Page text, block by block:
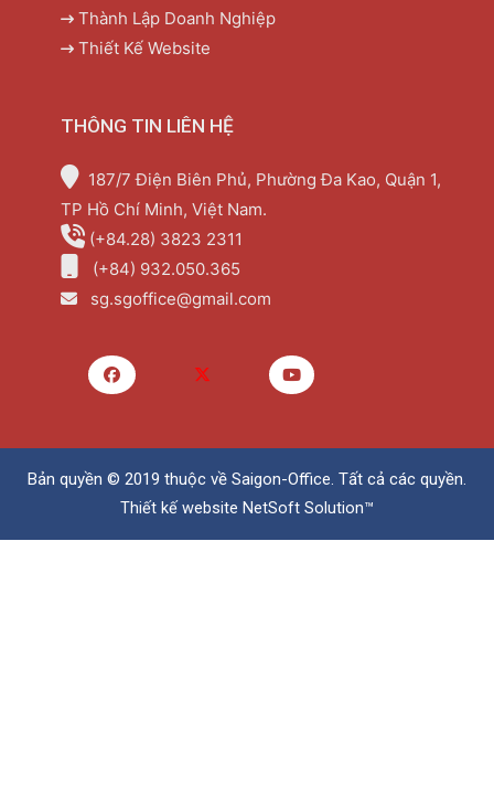
Thành Lập Doanh Nghiệp
Thiết Kế Website
THÔNG TIN LIÊN HỆ
187/7 Điện Biên Phủ, Phường Đa Kao, Quận 1,
TP Hồ Chí Minh, Việt Nam.
(+84.28) 3823 2311
(+84) 932.050.365
sg.sgoffice@gmail.com
Bản quyền © 2019 thuộc về Saigon-Office. Tất cả các quyền.
Thiết kế website NetSoft Solution™